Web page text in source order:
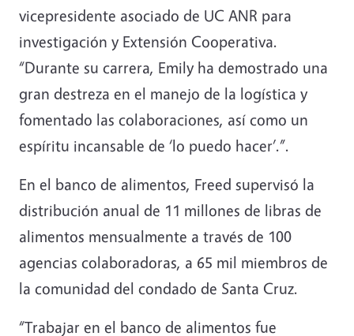
vicepresidente asociado de UC ANR para
investigación y Extensión Cooperativa.
“Durante su carrera, Emily ha demostrado una
gran destreza en el manejo de la logística y
fomentado las colaboraciones, así como un
espíritu incansable de ‘lo puedo hacer’.”.
En el banco de alimentos, Freed supervisó la
distribución anual de 11 millones de libras de
alimentos mensualmente a través de 100
agencias colaboradoras, a 65 mil miembros de
la comunidad del condado de Santa Cruz.
“Trabajar en el banco de alimentos fue